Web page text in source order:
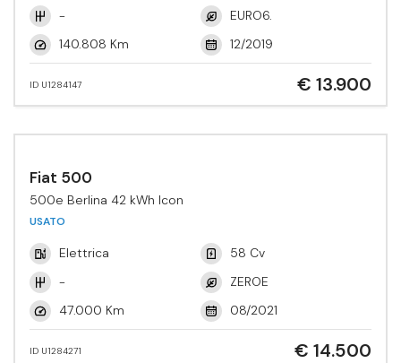
-
EURO6.
140.808 Km
12/2019
ID U1284147 € 13.900
Fiat 500
500e Berlina 42 kWh Icon
USATO
Elettrica
58 Cv
-
ZEROE
47.000 Km
08/2021
ID U1284271 € 14.500